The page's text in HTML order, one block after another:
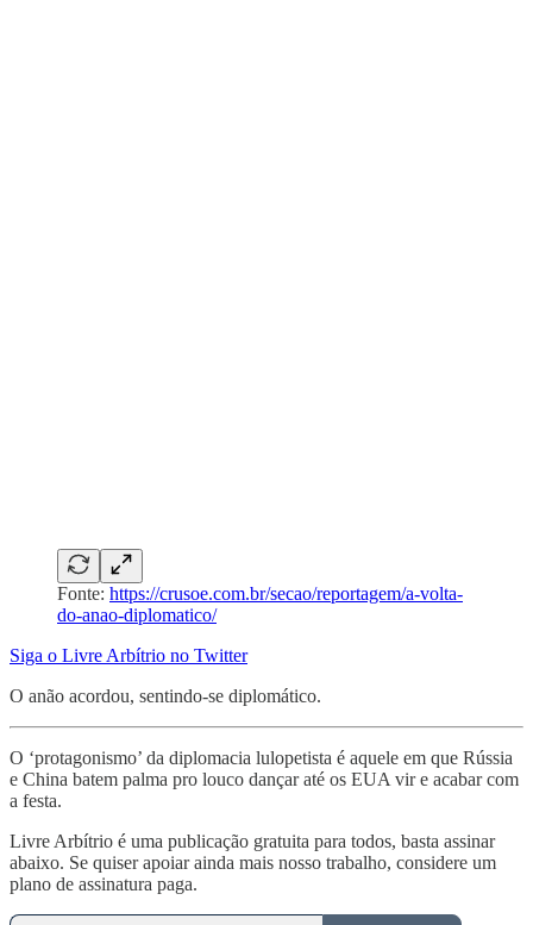
Fonte: https://crusoe.com.br/secao/reportagem/a-volta-
do-anao-diplomatico/
Siga o Livre Arbítrio no Twitter
O anão acordou, sentindo-se diplomático.
O ‘protagonismo’ da diplomacia lulopetista é aquele em que Rússia
e China batem palma pro louco dançar até os EUA vir e acabar com
a festa.
Livre Arbítrio é uma publicação gratuita para todos, basta assinar
abaixo. Se quiser apoiar ainda mais nosso trabalho, considere um
plano de assinatura paga.